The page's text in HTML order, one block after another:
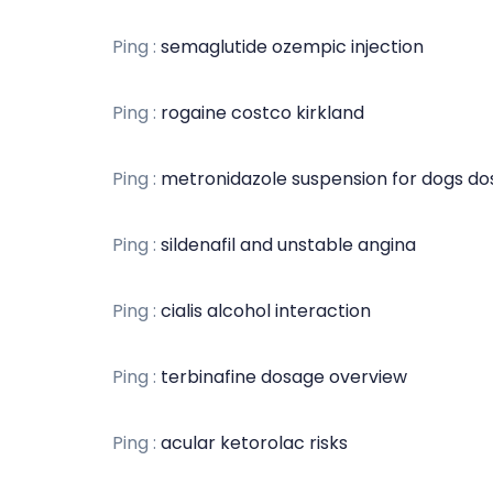
Ping : semaglutide ozempic injection
Ping : rogaine costco kirkland
Ping : metronidazole suspension for dogs
Ping : sildenafil and unstable angina
Ping : cialis alcohol interaction
Ping : terbinafine dosage overview
Ping : acular ketorolac risks